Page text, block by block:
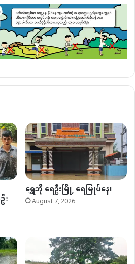
း
ရွှေဘို ရေဦးမြို့ ရေမြုပ်နေ၊
August 7, 2026